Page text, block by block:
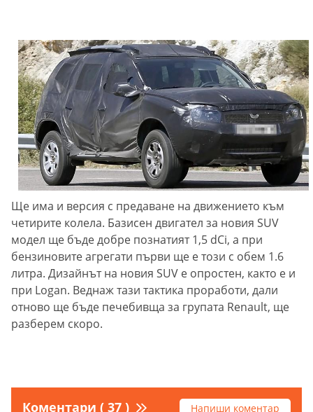
Ще има и версия с предаване на движението към
четирите колела. Базисен двигател за новия SUV
модел ще бъде добре познатият 1,5 dCi, а при
бензиновите агрегати първи ще е този с обем 1.6
литра. Дизайнът на новия SUV е опростен, както е и
при Logan. Веднаж тази тактика проработи, дали
отново ще бъде печебивща за групата Renault, ще
разберем скоро.
Коментари ( 37 ) Напиши коментар